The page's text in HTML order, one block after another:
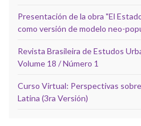
Presentación de la obra "El
como versión de modelo neo-
Revista Brasileira de Estudos
Volume 18 / Número 1
Curso Virtual: Perspectivas
Latina (3ra Versión)